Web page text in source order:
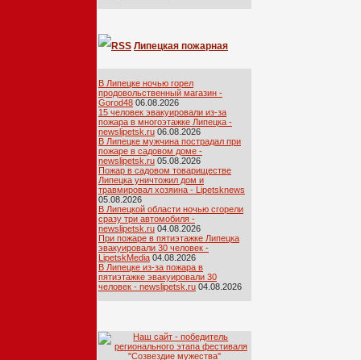
Липецкая пожарная
В Липецке ночью горел
продовольственный магазин -
Gorod48 06.08.2026
15 человек эвакуировали из-за
пожара в многоэтажке Липецка -
newslipetsk.ru 06.08.2026
В Липецке мужчина пострадал при
пожаре в садовом доме -
newslipetsk.ru 05.08.2026
Пожар в садовом товариществе
Липецка уничтожил дом и
травмировал хозяина - Lipetsknews
05.08.2026
В Липецкой области ночью сгорели
сразу три автомобиля -
newslipetsk.ru 04.08.2026
При пожаре в пятиэтажке Липецка
эвакуировали 30 человек -
LipetskMedia 04.08.2026
В Липецке из-за пожара в
пятиэтажке эвакуировали 30
человек - newslipetsk.ru 04.08.2026